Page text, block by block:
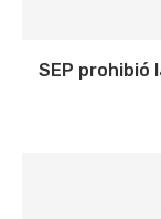
SEP prohibió